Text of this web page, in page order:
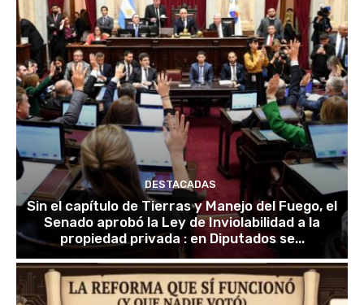
DESTACADAS
Sin el capítulo de Tierras y Manejo del Fuego, el
Senado aprobó la Ley de Inviolabilidad a la
propiedad privada : en Diputados se...